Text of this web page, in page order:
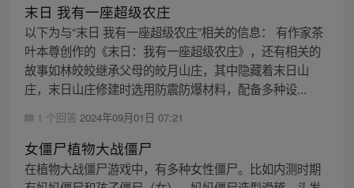
末日 我有一座超级农庄
以下为与“末日 我有一座超级农庄”相关的信息： 有作家茶
叶本尊创作的《末日：我有一座超级农庄》，还有相关的
故事如林皎皎继承父母的皎月山庄，其中隐藏着末日山
庄，末日山庄修建时选用防震防爆材料，配备多种设...
1 个回答 2024年09月01日 07:21
女僵尸植物大战僵尸
在植物大战僵尸游戏中，有多种女性僵尸。比如内测时期